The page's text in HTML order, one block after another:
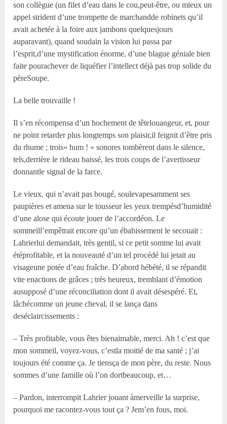
son collègue (un filet d’eau dans le cou,peut-être, ou mieux un
appel strident d’une trompette de marchandde robinets qu’il
avait achetée à la foire aux jambons quelquesjours
auparavant), quand soudain la vision lui passa par
l’esprit,d’une mystification énorme, d’une blague géniale bien
faite pourachever de liquéfier l’intellect déjà pas trop solide du
pèreSoupe.
La belle trouvaille !
Il s’en récompensa d’un hochement de têtelouangeur, et, pour
ne point retarder plus longtemps son plaisir,il feignit d’être pris
du rhume ; trois« hum ! » sonores tombèrent dans le silence,
tels,derrière le rideau baissé, les trois coups de l’avertisseur
donnantle signal de la farce.
Le vieux, qui n’avait pas bougé, soulevapesamment ses
paupières et amena sur le tousseur les yeux trempésd’humidité
d’une alose qui écoute jouer de l’accordéon. Le
sommeill’empêtrait encore qu’un ébahissement le secouait :
Lahrierlui demandait, très gentil, si ce petit somme lui avait
étéprofitable, et la nouveauté d’un tel procédé lui jetait au
visageune potée d’eau fraîche. D’abord hébété, il se répandit
vite enactions de grâces ; très heureux, tremblant d’émotion
ausupposé d’une réconciliation dont il avait désespéré. Et,
lâchécomme un jeune cheval, il se lança dans
deséclaircissements :
– Très profitable, vous êtes bienaimable, merci. Ah ! c’est que
mon sommeil, voyez-vous, c’estla moitié de ma santé ; j’ai
toujours été comme ça. Je tiensça de mon père, du reste. Nous
sommes d’une famille où l’on dortbeaucoup, et…
– Pardon, interrompit Lahrier jouant àmerveille la surprise,
pourquoi me racontez-vous tout ça ? Jem’en fous, moi.